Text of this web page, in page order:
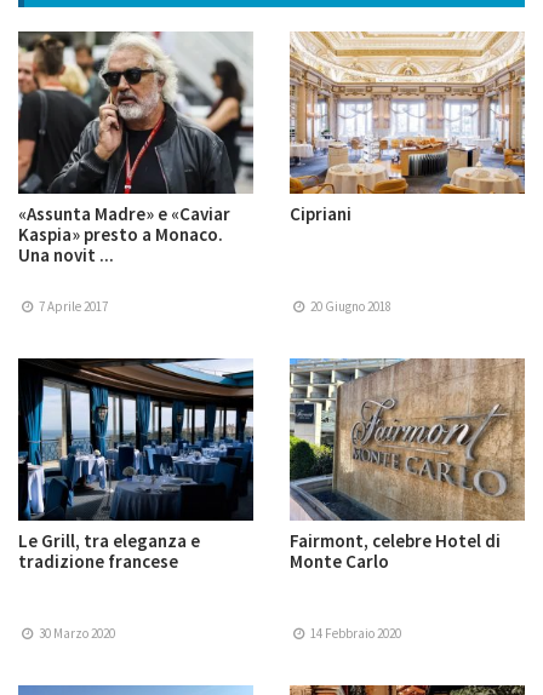
«Assunta Madre» e «Caviar
Kaspia» presto a Monaco.
Una novit ...
7 Aprile 2017
Cipriani
20 Giugno 2018
Le Grill, tra eleganza e
tradizione francese
30 Marzo 2020
Fairmont, celebre Hotel di
Monte Carlo
14 Febbraio 2020